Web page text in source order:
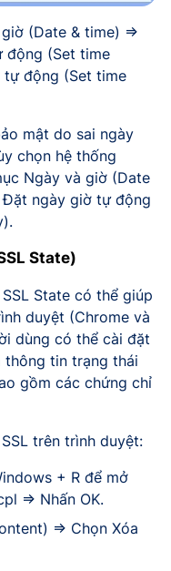
(Date & time) =>
động (Set time
động (Set time
mật do sai ngày
chọn hệ thống
Ngày và giờ (Date
Đặt ngày giờ tự động
State)
State có thể giúp
duyệt (Chrome và
dùng có thể cài đặt
thông tin trạng thái
gồm các chứng chỉ
trên trình duyệt:
+ R để mở
=> Nhấn OK.
=> Chọn Xóa